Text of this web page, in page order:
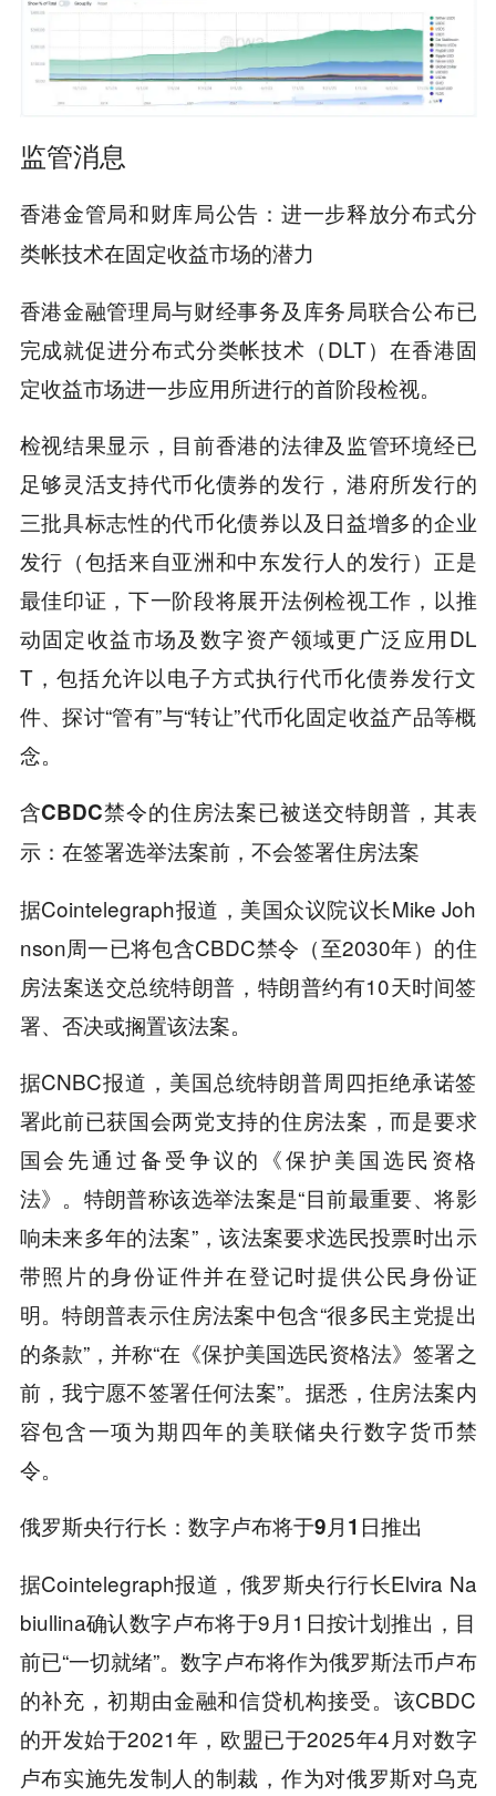
监管消息
香港金管局和财库局公告：进一步释放分布式分
类帐技术在固定收益市场的潜力
香港金融管理局与财经事务及库务局联合公布已
完成就促进分布式分类帐技术（DLT）在香港固
定收益市场进一步应用所进行的首阶段检视。
检视结果显示，目前香港的法律及监管环境经已
足够灵活支持代币化债券的发行，港府所发行的
三批具标志性的代币化债券以及日益增多的企业
发行（包括来自亚洲和中东发行人的发行）正是
最佳印证，下一阶段将展开法例检视工作，以推
动固定收益市场及数字资产领域更广泛应用DL
T，包括允许以电子方式执行代币化债券发行文
件、探讨“管有”与“转让”代币化固定收益产品等概
念。
含CBDC禁令的住房法案已被送交特朗普， 其表
示：在签署选举法案前，不会签署住房法案
据Cointelegraph报道，美国众议院议长Mike Joh
nson周一已将包含CBDC禁令（至2030年）的住
房法案送交总统特朗普，特朗普约有10天时间签
署、否决或搁置该法案。
据CNBC报道，美国总统特朗普周四拒绝承诺签
署此前已获国会两党支持的住房法案，而是要求
国会先通过备受争议的《保护美国选民资格
法》。特朗普称该选举法案是“目前最重要、将影
响未来多年的法案”，该法案要求选民投票时出示
带照片的身份证件并在登记时提供公民身份证
明。特朗普表示住房法案中包含“很多民主党提出
的条款”，并称“在《保护美国选民资格法》签署之
前，我宁愿不签署任何法案”。据悉，住房法案内
容包含一项为期四年的美联储央行数字货币禁
令。
俄罗斯央行行长：数字卢布将于9月1日推出
据Cointelegraph报道，俄罗斯央行行长Elvira Na
biullina确认数字卢布将于9月1日按计划推出，目
前已“一切就绪”。数字卢布将作为俄罗斯法币卢布
的补充，初期由金融和信贷机构接受。该CBDC
的开发始于2021年，欧盟已于2025年4月对数字
卢布实施先发制人的制裁，作为对俄罗斯对乌克